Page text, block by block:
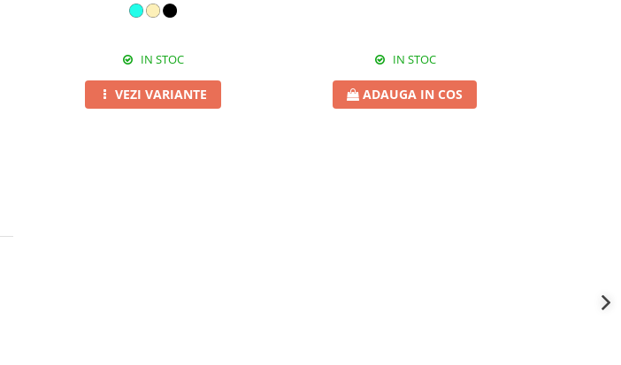
IN STOC
VEZI VARIANTE
IN STOC
ADAUGA IN COS